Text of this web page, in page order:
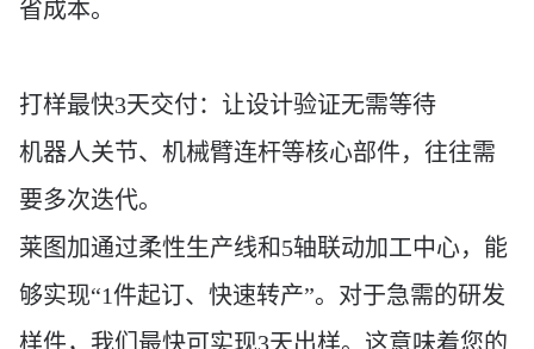
省成本。
打样最快3天交付：让设计验证无需等待
机器人关节、机械臂连杆等核心部件，往往需
要多次迭代。
莱图加通过柔性生产线和5轴联动加工中心，能
够实现“1件起订、快速转产”。对于急需的研发
样件，我们最快可实现3天出样。这意味着您的